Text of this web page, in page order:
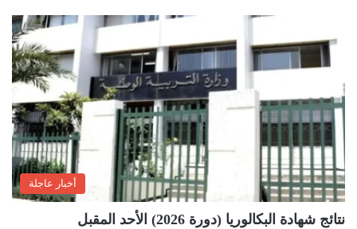
أخبار عاجلة
نتائج شهادة البكالوريا (دورة 2026) الأحد المقبل